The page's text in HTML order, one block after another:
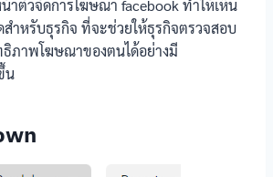
าตัวจัดการโฆษณา facebook ทำให้เห็น
ำหรับธุรกิจ ที่จะช่วยให้ธุรกิจตรวจสอบ
ภาพโฆษณาของตนได้อย่างมี
น